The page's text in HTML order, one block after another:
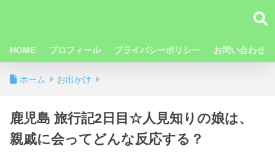
HOME プロフィール プライバシーポリシー お問い合わせ
ホーム お出かけ
鹿児島 旅行記2日目☆人見知りの娘は、
親戚に会ってどんな反応する？